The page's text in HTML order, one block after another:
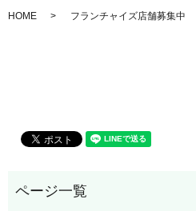
HOME フランチャイズ店舗募集中